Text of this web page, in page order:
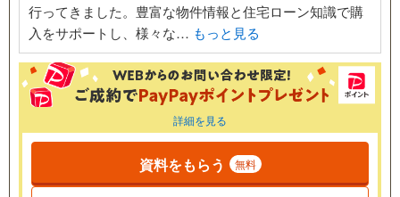
行ってきました。豊富な物件情報と住宅ローン知識で購
入をサポートし、様々な… もっと見る
詳細を見る
資料をもらう 無料